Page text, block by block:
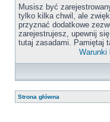
Musisz być
tylko kilka chwil, ale
przyznać dodatkowe
zarejestrujesz, upewnij
tutaj zasadami. Pamiętaj
Warunki
Strona główna